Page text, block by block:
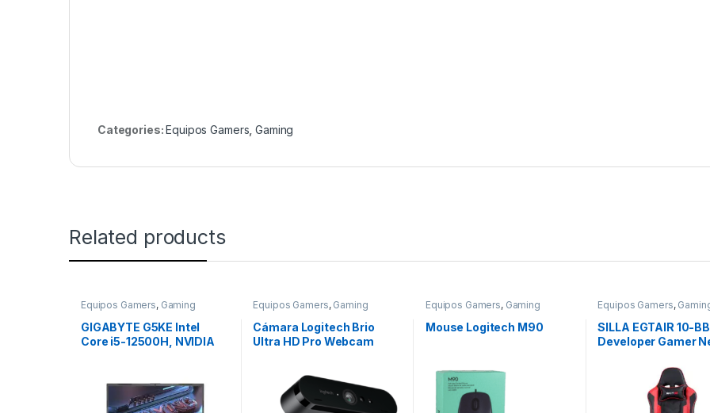
Categories:Equipos Gamers ,Gaming
Related products
Equipos Gamers, Gaming
GIGABYTE G5KE Intel
Core i5-12500H, NVIDIA
144Hz
Equipos Gamers, Gaming
Cámara Logitech Brio
Ultra HD Pro Webcam
Equipos Gamers, Gaming
Mouse Logitech M90
Equipos Gamers,
Gamer
SILLA EGTAIR 10-
Developer Gamer